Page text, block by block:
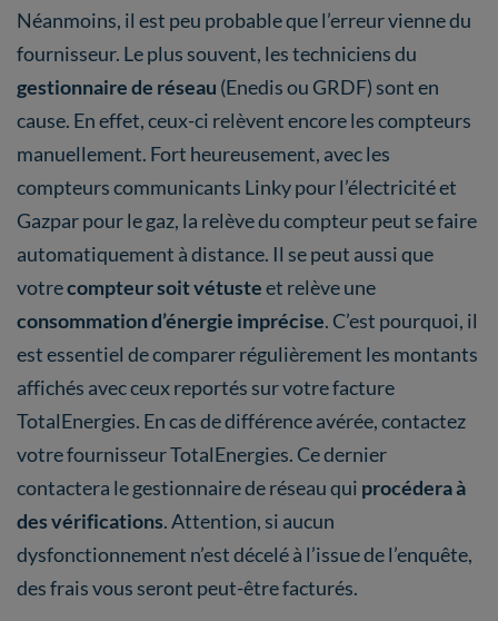
Néanmoins, il est peu probable que l’erreur vienne du
fournisseur. Le plus souvent, les techniciens du
gestionnaire de réseau (Enedis ou GRDF) sont en
cause. En effet, ceux-ci relèvent encore les compteurs
manuellement. Fort heureusement, avec les
compteurs communicants Linky pour l’électricité et
Gazpar pour le gaz, la relève du compteur peut se faire
automatiquement à distance. Il se peut aussi que
votrecompteur soit vétusteet relève une
consommation d’énergie imprécise. C’est pourquoi, il
est essentiel de comparer régulièrement les montants
affichés avec ceux reportés sur votre facture
TotalEnergies. En cas de différence avérée, contactez
votre fournisseur TotalEnergies. Ce dernier
contactera le gestionnaire de réseau qui procédera à
des vérifications. Attention, si aucun
dysfonctionnement n’est décelé à l’issue de l’enquête,
des frais vous seront peut-être facturés.